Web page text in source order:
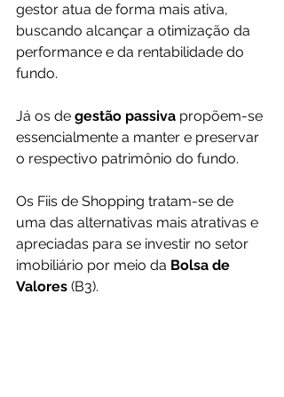
gestor atua de forma mais ativa,
buscando alcançar a otimização da
performance e da rentabilidade do
fundo.
Já os de gestão passiva propõem-se
essencialmente a manter e preservar
o respectivo patrimônio do fundo.
Os Fiis de Shopping tratam-se de
uma das alternativas mais atrativas e
apreciadas para se investir no setor
imobiliário por meio da Bolsa de
Valores (B3).